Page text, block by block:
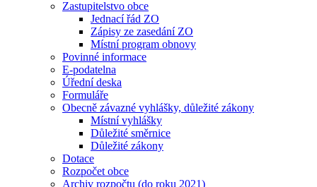
Zastupitelstvo obce
Jednací řád ZO
Zápisy ze zasedání ZO
Místní program obnovy
Povinné informace
E-podatelna
Úřední deska
Formuláře
Obecně závazné vyhlášky, důležité zákony
Místní vyhlášky
Důležité směrnice
Důležité zákony
Dotace
Rozpočet obce
Archiv rozpočtu (do roku 2021)